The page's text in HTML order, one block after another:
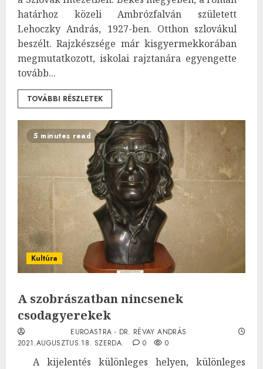
határhoz közeli Ambrózfalván született
Lehoczky András, 1927-ben. Otthon szlovákul
beszélt. Rajzkészsége már kisgyermekkorában
megmutatkozott, iskolai rajztanára egyengette
tovább...
TOVÁBBI RÉSZLETEK
5 minutes read
Kultúra
A szobrászatban nincsenek
csodagyerekek
EUROASTRA - DR. RÉVAY ANDRÁS
2021.AUGUSZTUS.18. SZERDA.
0 0
A kijelentés különleges helyen, különleges